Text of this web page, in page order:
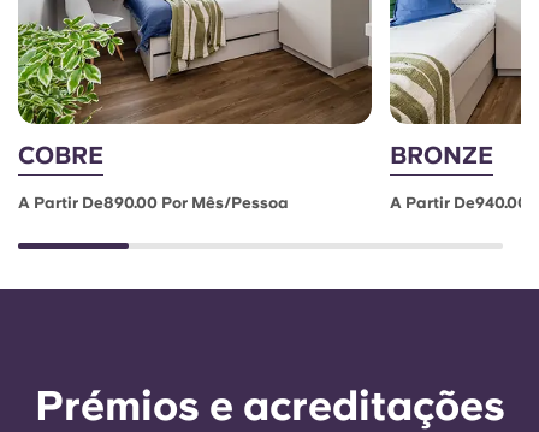
COBRE
A Partir De890.00 Por Mês/pessoa
BRONZE
A Partir De940.00
Prémios e acreditações